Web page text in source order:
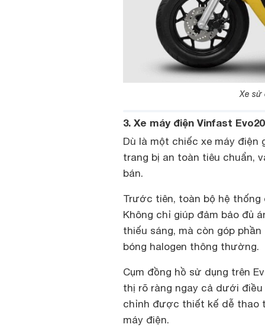
Xe sử
3. Xe máy điện Vinfast
Dù là một chiếc xe máy
trang bị an toàn tiêu chuẩn,
bán.
Trước tiên, toàn bộ hệ thống
Không chỉ giúp đảm bảo đủ
thiếu sáng, mà còn góp
bóng halogen thông thường.
Cụm đồng hồ sử dụng trên
thị rõ ràng ngay cả dưới
chỉnh được thiết kế dễ thao
máy điện.